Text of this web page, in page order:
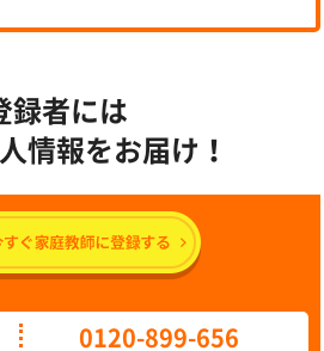
録者には
情報をお届け！
0120-899-656